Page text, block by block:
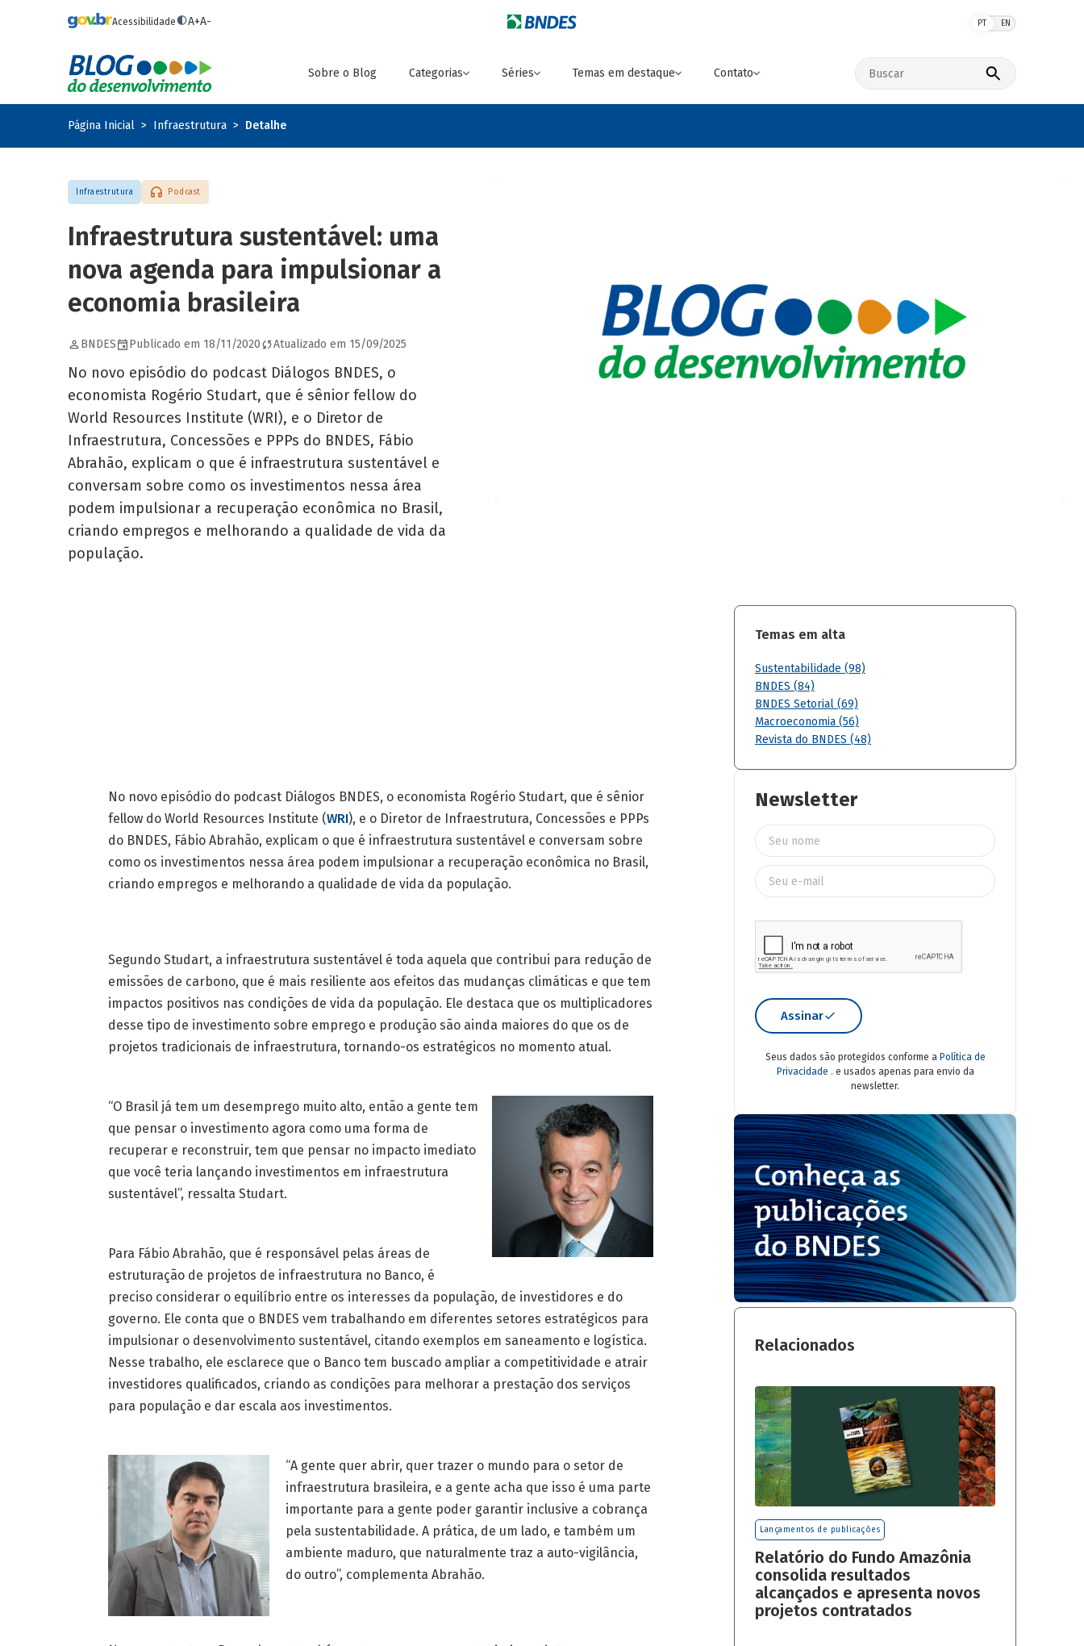
Acessibilidade A+A- PT EN
Sobre o Blog Categorias Séries Temas em destaque Contato
Buscar no site
Página Inicial Infraestrutura Detalhe
Infraestrutura Podcast
Infraestrutura sustentável: uma
nova agenda para impulsionar a
economia brasileira
BNDES Publicado em 18/11/2020 Atualizado em 15/09/2025
No novo episódio do podcast Diálogos BNDES, o
economista Rogério Studart, que é sênior fellow do
World Resources Institute (WRI), e o Diretor de
Infraestrutura, Concessões e PPPs do BNDES, Fábio
Abrahão, explicam o que é infraestrutura sustentável e
conversam sobre como os investimentos nessa área
podem impulsionar a recuperação econômica no Brasil,
criando empregos e melhorando a qualidade de vida da
população.
No novo episódio do podcast Diálogos BNDES, o economista Rogério Studart, que é sênior
fellow do World Resources Institute (WRI), e o Diretor de Infraestrutura, Concessões e PPPs
do BNDES, Fábio Abrahão, explicam o que é infraestrutura sustentável e conversam sobre
como os investimentos nessa área podem impulsionar a recuperação econômica no Brasil,
criando empregos e melhorando a qualidade de vida da população.
Segundo Studart, a infraestrutura sustentável é toda aquela que contribui para redução de
emissões de carbono, que é mais resiliente aos efeitos das mudanças climáticas e que tem
impactos positivos nas condições de vida da população. Ele destaca que os multiplicadores
desse tipo de investimento sobre emprego e produção são ainda maiores do que os de
projetos tradicionais de infraestrutura, tornando-os estratégicos no momento atual.
“O Brasil já tem um desemprego muito alto, então a gente tem
que pensar o investimento agora como uma forma de
recuperar e reconstruir, tem que pensar no impacto imediato
que você teria lançando investimentos em infraestrutura
sustentável”, ressalta Studart.
Para Fábio Abrahão, que é responsável pelas áreas de
estruturação de projetos de infraestrutura no Banco, é
preciso considerar o equilíbrio entre os interesses da população, de investidores e do
governo. Ele conta que o BNDES vem trabalhando em diferentes setores estratégicos para
impulsionar o desenvolvimento sustentável, citando exemplos em saneamento e logística.
Nesse trabalho, ele esclarece que o Banco tem buscado ampliar a competitividade e atrair
investidores qualificados, criando as condições para melhorar a prestação dos serviços
para população e dar escala aos investimentos.
“A gente quer abrir, quer trazer o mundo para o setor de
infraestrutura brasileira, e a gente acha que isso é uma parte
importante para a gente poder garantir inclusive a cobrança
pela sustentabilidade. A prática, de um lado, e também um
ambiente maduro, que naturalmente traz a auto-vigilância,
do outro”, complementa Abrahão.
Temas em alta
Sustentabilidade (98)
BNDES (84)
BNDES Setorial (69)
Macroeconomia (56)
Revista do BNDES (48)
Newsletter
Assinar
Seus dados são protegidos conforme a Política de
Privacidade . e usados apenas para envio da
newsletter.
Relacionados
Lançamentos de publicações
Relatório do Fundo Amazônia
consolida resultados
alcançados e apresenta novos
projetos contratados